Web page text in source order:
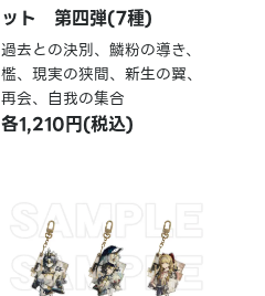
ット 第四弾(7種)
過去との決別、鱗粉の導き、
檻、現実の狭間、新生の翼、
再会、自我の集合
各1,210円(税込)